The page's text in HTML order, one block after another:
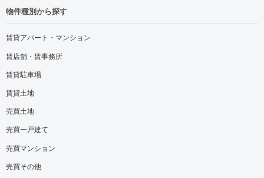
物件種別から探す
賃貸アパート・マンション
賃店舗・賃事務所
賃貸駐車場
賃貸土地
売買土地
売買一戸建て
売買マンション
売買その他